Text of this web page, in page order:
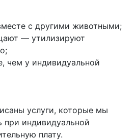
с другими животными;
— утилизируют
чем у индивидуальной
услуги, которые мы
индивидуальной
плату.